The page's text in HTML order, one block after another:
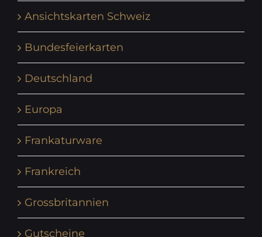
Ansichtskarten Schweiz
Bundesfeierkarten
Deutschland
Europa
Frankaturware
Frankreich
Grossbritannien
Gutscheine